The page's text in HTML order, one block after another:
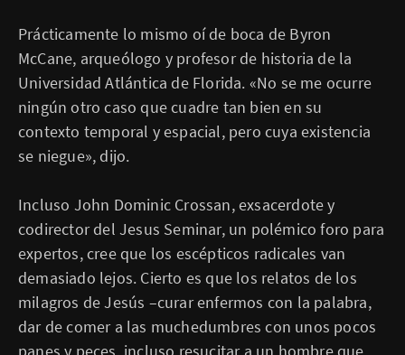
Prácticamente lo mismo oí de boca de Byron
McCane, arqueólogo y profesor de historia de la
Universidad Atlántica de Florida. «No se me ocurre
ningún otro caso que cuadre tan bien en su
contexto temporal y espacial, pero cuya existencia
se niegue», dijo.
Incluso John Dominic Crossan, exsacerdote y
codirector del Jesus Seminar, un polémico foro para
expertos, cree que los escépticos radicales van
demasiado lejos. Cierto es que los relatos de los
milagros de Jesús –curar enfermos con la palabra,
dar de comer a las muchedumbres con unos pocos